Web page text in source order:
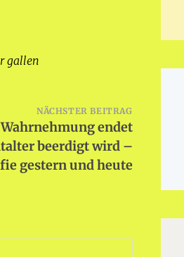
gallen
NÄCHSTER BEITRAG
endet
beerdigt wird –
gestern und heute